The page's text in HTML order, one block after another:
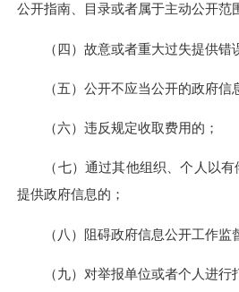
公开指南、目录或者属于主动公开范
（四）故意或者重大过失提供错
（五）公开不应当公开的政府信
（六）违反规定收取费用的；
（七）通过其他组织、个人以有
提供政府信息的；
（八）阻碍政府信息公开工作监
（九）对举报单位或者个人进行